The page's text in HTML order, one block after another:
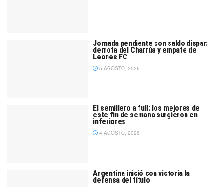
Jornada pendiente con saldo dispar:
derrota del Charrúa y empate de
Leones FC
5 AGOSTO, 2026
El semillero a full: los mejores de
este fin de semana surgieron en
inferiores
4 AGOSTO, 2026
Argentina inició con victoria la
defensa del título